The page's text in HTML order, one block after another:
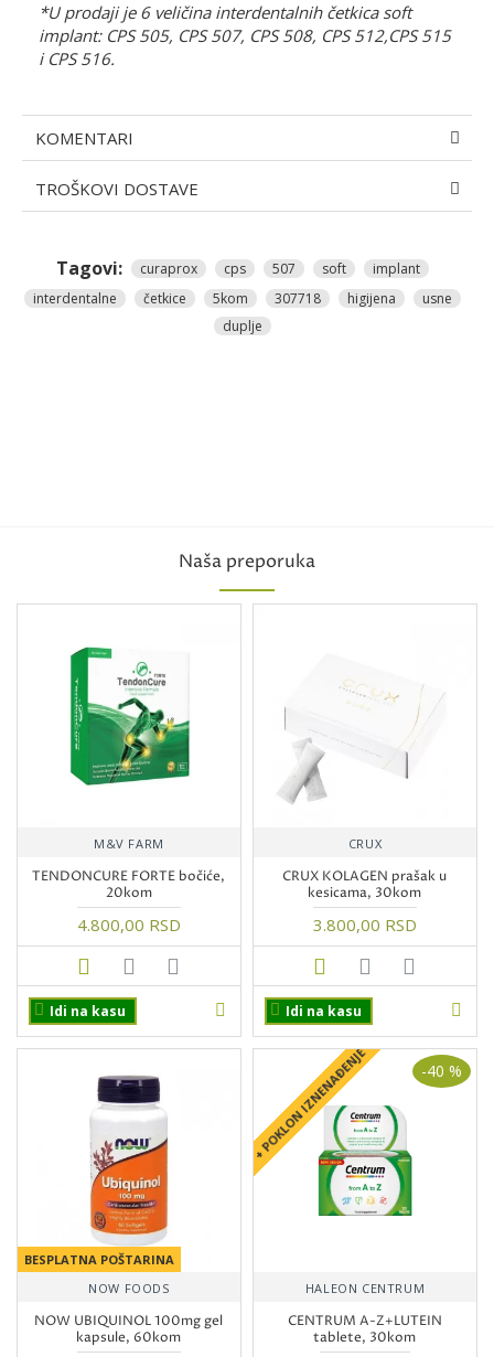
*U prodaji je 6 veličina interdentalnih četkica soft
implant: CPS 505, CPS 507, CPS 508, CPS 512,CPS 515
i CPS 516.
KOMENTARI
TROŠKOVI DOSTAVE
Tagovi: curaprox cps 507 soft
implant
interdentalne
četkice 5kom 307718 higijena
usne
duplje
Naša preporuka
M&V FARM
TENDONCURE FORTE bočiće,
20kom
4.800,00 RSD
Idi na kasu
CRUX
CRUX KOLAGEN prašak u
kesicama, 30kom
3.800,00 RSD
Idi na kasu
BESPLATNA POŠTARINA
NOW FOODS
NOW UBIQUINOL 100mg gel
kapsule, 60kom
+ POKLON IZNENAĐENJE -40 %
HALEON CENTRUM
CENTRUM A-Z+LUTEIN
tablete, 30kom